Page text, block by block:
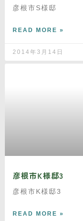
彦根市S様邸
READ MORE »
2014年3月14日
彦根市K様邸3
彦根市K様邸3
READ MORE »